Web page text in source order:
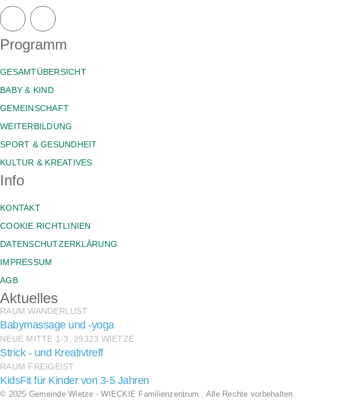
Programm
GESAMTÜBERSICHT
BABY & KIND
GEMEINSCHAFT
WEITERBILDUNG
SPORT & GESUNDHEIT
KULTUR & KREATIVES
Info
KONTAKT
COOKIE RICHTLINIEN
DATENSCHUTZERKLÄRUNG
IMPRESSUM
AGB
Aktuelles
RAUM WANDERLUST
Babymassage und -yoga
NEUE MITTE 1-3, 29323 WIETZE
Strick - und Kreativtreff
RAUM FREIGEIST
KidsFit für Kinder von 3-5 Jahren
© 2025 Gemeinde Wietze - WIECKIE Familienzentrum . Alle Rechte vorbehalten.